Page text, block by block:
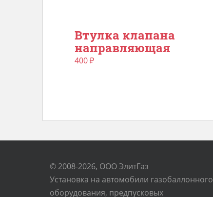
Втулка клапана
направляющая
400₽
© 2008-2026, ООО ЭлитГаз
Установка на автомобили газобаллонного
оборудования, предпусковых